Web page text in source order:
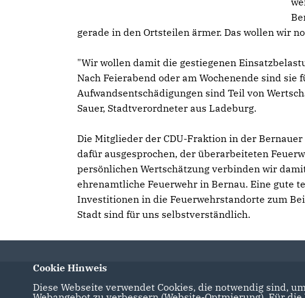
gerade in den Ortsteilen ärmer. Das wollen wir
"Wir wollen damit die gestiegenen
Nach Feierabend oder am Wochenende sind
Aufwandsentschädigungen sind Teil von
Sauer, Stadtverordneter aus Ladeburg.
Die Mitglieder der CDU-Fraktion in der
dafür ausgesprochen, der überarbeiteten
persönlichen Wertschätzung verbinden wir
ehrenamtliche Feuerwehr in Bernau. Eine gute
Investitionen in die Feuerwehrstandorte zum
Stadt sind für uns selbstverständlich.
Internetauftritt des CDU Kreisverbandes
Cookie Hinweis
Diese Webseite verwendet Cookies, die notwendig sind,